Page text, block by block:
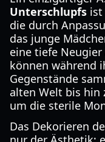
Unterschlupfs ist
die durch
das junge
eine tiefe Neugier
können während
Gegenstände
alten Welt bis hin
um die sterile
Das Dekorieren